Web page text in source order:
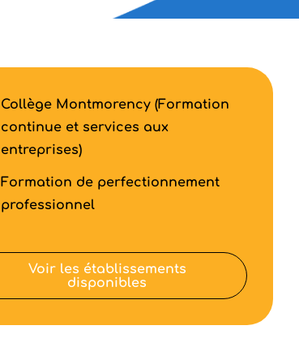
Collège Montmorency (Formation
continue et services aux
entreprises)
Formation de perfectionnement
professionnel
Voir les établissements
disponibles